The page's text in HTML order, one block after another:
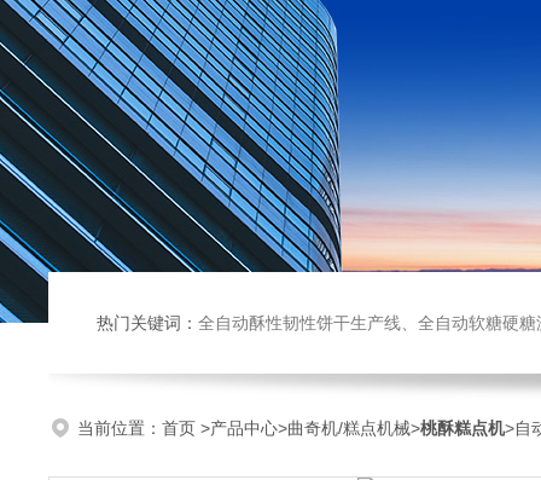
热门关键词： 全自动酥性韧性饼干生产线、全自动软糖硬糖浇注生产线、巧克力浇注生产线、桃酥饼干机、多功能曲奇机、热风旋
当前位置： 首页 >产品中心>曲奇机/糕点机械>桃酥糕点机>自